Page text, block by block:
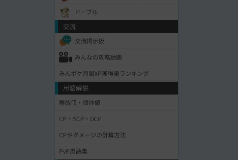
ドーブル
交流
交流掲示板
みんなの攻略動画
みんポケ月間XP獲得量ランキング
用語解説
種族値・個体値
CP・SCP・DCP
CPやダメージの計算方法
PvP用語集